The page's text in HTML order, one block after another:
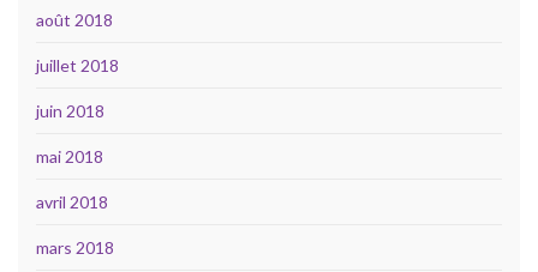
août 2018
juillet 2018
juin 2018
mai 2018
avril 2018
mars 2018